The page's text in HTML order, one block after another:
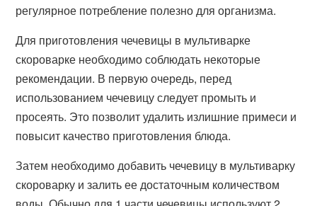
регулярное потребление полезно для организма.
Для приготовления чечевицы в мультиварке
скороварке необходимо соблюдать некоторые
рекомендации. В первую очередь, перед
использованием чечевицу следует промыть и
просеять. Это позволит удалить излишние примеси и
повысит качество приготовления блюда.
Затем необходимо добавить чечевицу в мультиварку
скороварку и залить ее достаточным количеством